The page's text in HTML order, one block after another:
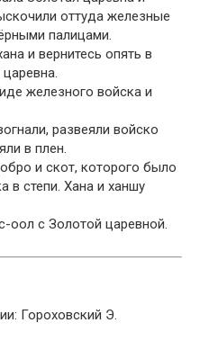
оттуда железные
палицами.
и вернитесь опять в
железного войска и
развеяли войско
в плен.
и скот, которого было
в степи. Хана и ханшу
оол с Золотой царевной.
Гороховский Э.